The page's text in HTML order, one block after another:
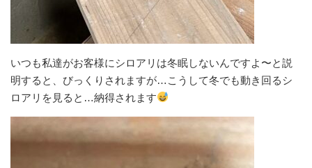
いつも私達がお客様にシロアリは冬眠しないんですよ〜と説
明すると、びっくりされますが…こうして冬でも動き回るシ
ロアリを見ると…納得されます